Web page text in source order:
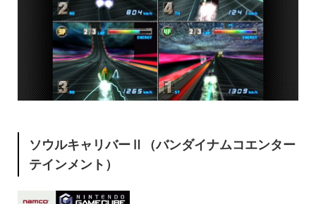
ソウルキャリバーⅡ（バンダイナムコエンター
テインメント）